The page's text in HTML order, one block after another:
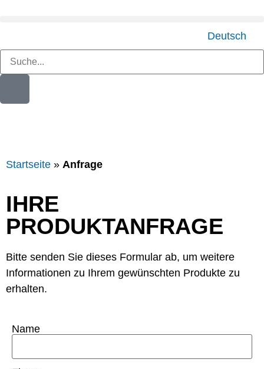
Deutsch
Startseite » Anfrage
IHRE
PRODUKTANFRAGE
Bitte senden Sie dieses Formular ab, um weitere
Informationen zu Ihrem gewünschten Produkte zu
erhalten.
Name